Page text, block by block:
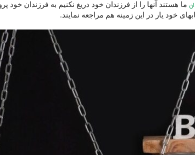
ما هستند آنها را از فرزندان خود دریغ نکنیم به فرزندان خود
خود یار در این زمینه هم مراجعه نمایند.